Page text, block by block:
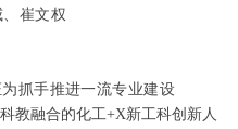
崔文权
抓手推进一流专业建设
教融合的化工+X新工科创新人